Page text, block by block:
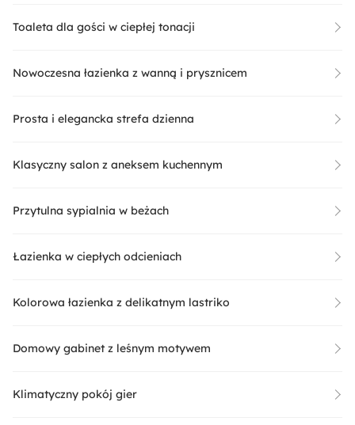
Toaleta dla gości w ciepłej tonacji
Nowoczesna łazienka z wanną i prysznicem
Prosta i elegancka strefa dzienna
Klasyczny salon z aneksem kuchennym
Przytulna sypialnia w beżach
Łazienka w ciepłych odcieniach
Kolorowa łazienka z delikatnym lastriko
Domowy gabinet z leśnym motywem
Klimatyczny pokój gier